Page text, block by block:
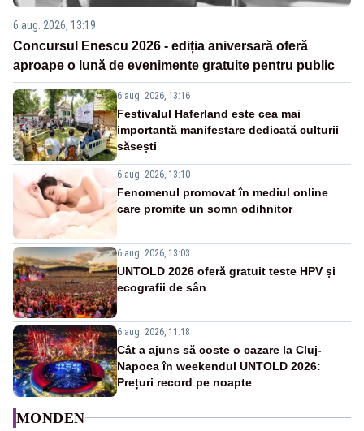
6 aug. 2026, 13:19
Concursul Enescu 2026 - ediția aniversară oferă
aproape o lună de evenimente gratuite pentru public
6 aug. 2026, 13:16
Festivalul Haferland este cea mai
importantă manifestare dedicată culturii
săsești
6 aug. 2026, 13:10
Fenomenul promovat în mediul online
care promite un somn odihnitor
6 aug. 2026, 13:03
UNTOLD 2026 oferă gratuit teste HPV și
ecografii de sân
6 aug. 2026, 11:18
Cât a ajuns să coste o cazare la Cluj-
Napoca în weekendul UNTOLD 2026:
Prețuri record pe noapte
MONDEN